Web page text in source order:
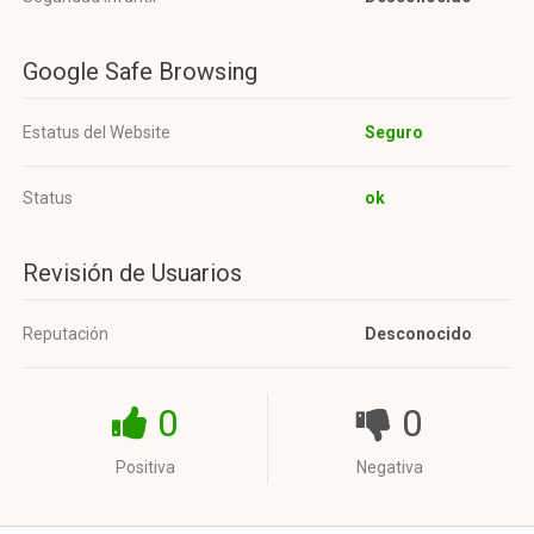
Google Safe Browsing
Estatus del Website Seguro
Status ok
Revisión de Usuarios
Reputación Desconocido
0
Positiva
0
Negativa